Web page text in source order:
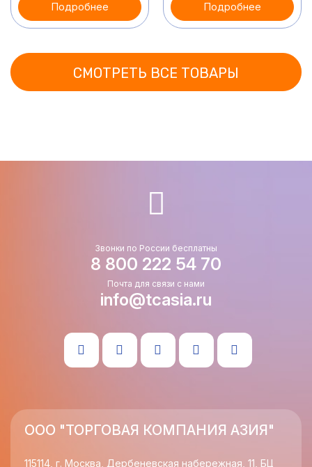
Подробнее Подробнее
СМОТРЕТЬ ВСЕ ТОВАРЫ
Звонки по России бесплатны
8 800 222 54 70
Почта для связи с нами
info@tcasia.ru
ООО "ТОРГОВАЯ КОМПАНИЯ АЗИЯ"
115114, г. Москва, Дербеневская набережная, 11, БЦ